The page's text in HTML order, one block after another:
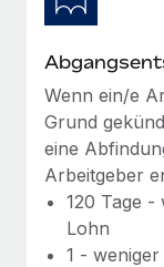
Phiture ist der
Wenn ein/e
Grund
eine
Arbeitgeber
120 Tage -
Lohn
1 -